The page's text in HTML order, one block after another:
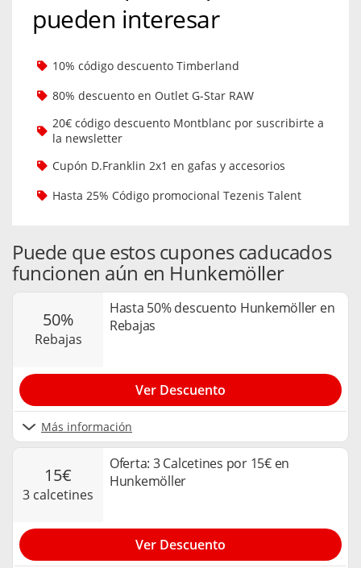
pueden interesar
10% código descuento Timberland
80% descuento en Outlet G-Star RAW
20€ código descuento Montblanc por suscribirte a
la newsletter
Cupón D.Franklin 2x1 en gafas y accesorios
Hasta 25% Código promocional Tezenis Talent
Puede que estos cupones caducados
funcionen aún en Hunkemöller
50%
rebajas
Hasta 50% descuento Hunkemöller en
Rebajas
Más información
Ver Descuento
15€
3 calcetines
Oferta: 3 Calcetines por 15€ en
Hunkemöller
Ver Descuento